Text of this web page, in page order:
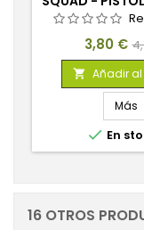
DEL
Precio
3,80 €
 Añadir
Más
 En
16 OTROS